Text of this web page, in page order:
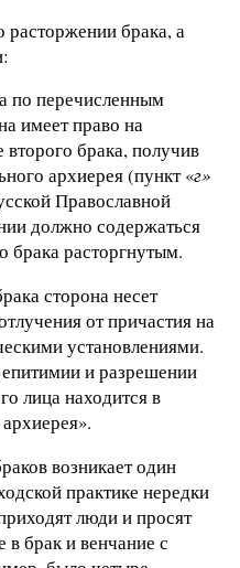
расторжении брака, а
по перечисленным
имеет право на
второго брака, получив
архиерея (пункт «г»
Православной
должно содержаться
брака расторгнутым.
сторона несет
от причастия на
установлениями.
и разрешении
лица находится в
возникает один
практике нередки
люди и просят
в брак и венчание с